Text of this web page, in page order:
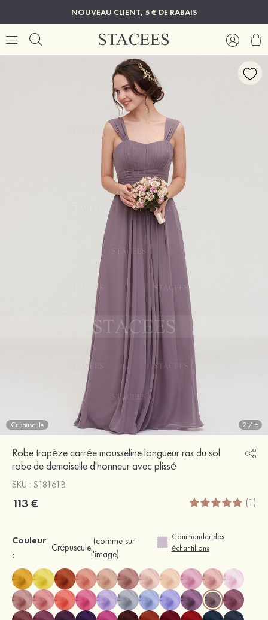
NOUVEAU CLIENT, 5 € DE RABAIS
Crépuscule 2 / 6
Robe trapèze carrée mousseline longueur ras du sol
robe de demoiselle d'honneur avec plissé
SKU : S18161B
113 € (1)
Couleur
:
Crépuscule
(comme sur
l'image)
Commander des
échantillons